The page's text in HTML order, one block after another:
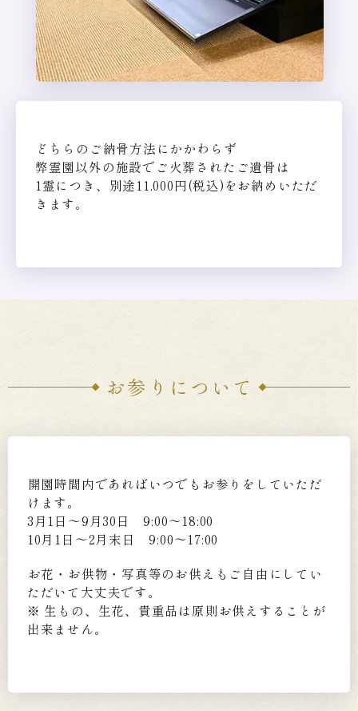
どちらのご納骨方法にかかわらず
弊霊園以外の施設でご火葬されたご遺骨は
1霊につき、別途11,000円(税込)をお納めいただ
きます。
お参りについて
開園時間内であればいつでもお参りをしていただ
けます。
3月1日～9月30日 9:00～18:00
10月1日～2月末日 9:00～17:00
お花・お供物・写真等のお供えもご自由にしてい
ただいて大丈夫です。
※ 生もの、生花、貴重品は原則お供えすることが
出来ません。